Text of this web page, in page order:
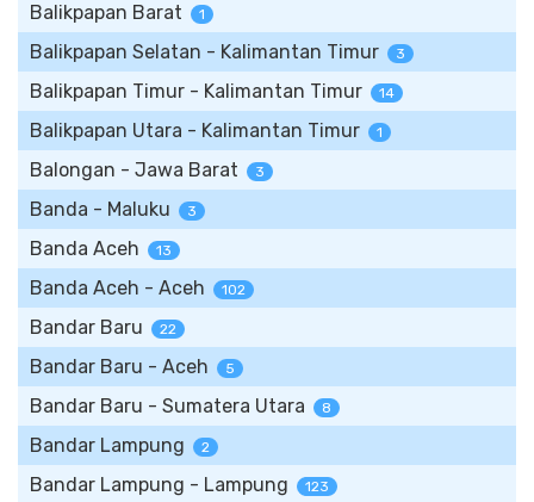
Balikpapan Barat 1
Balikpapan Selatan - Kalimantan Timur 3
Balikpapan Timur - Kalimantan Timur 14
Balikpapan Utara - Kalimantan Timur 1
Balongan - Jawa Barat 3
Banda - Maluku 3
Banda Aceh 13
Banda Aceh - Aceh 102
Bandar Baru 22
Bandar Baru - Aceh 5
Bandar Baru - Sumatera Utara 8
Bandar Lampung 2
Bandar Lampung - Lampung 123